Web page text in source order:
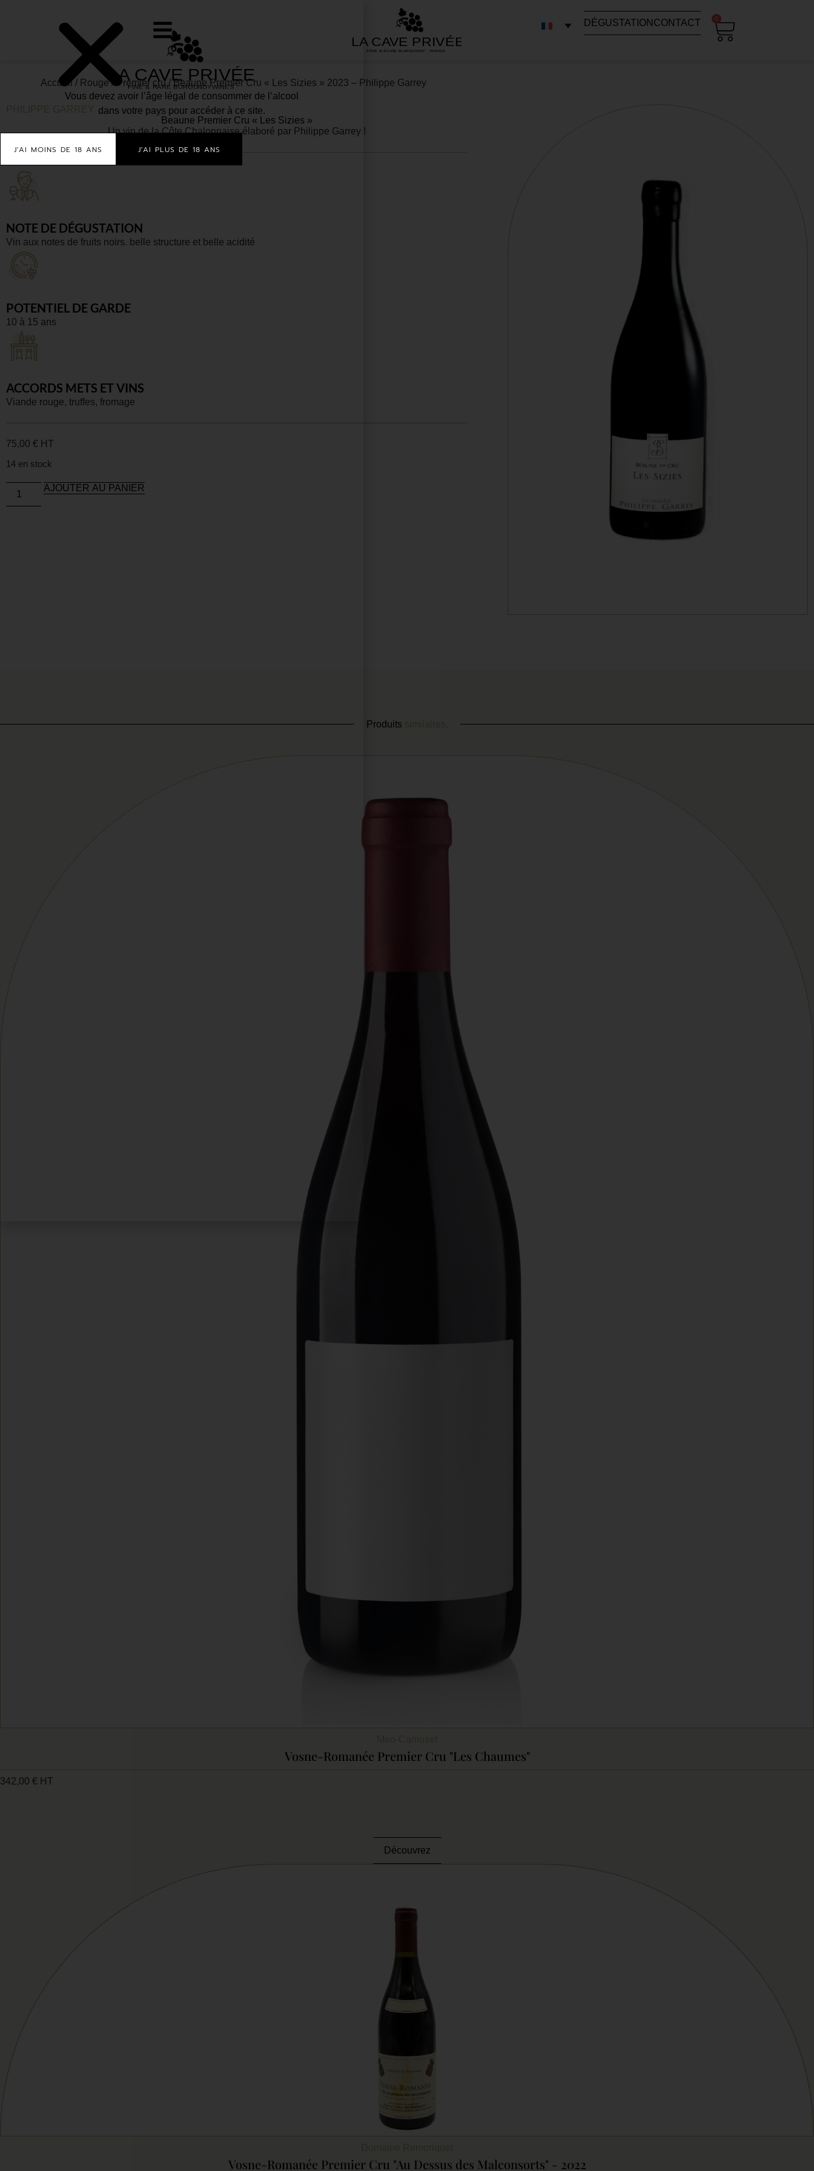
DÉGUSTATION CONTACT 0
Accueil/ Rouge/ Premier cru/ Beaune Premier Cru « Les Sizies » 2023 – Philippe Garrey
PHILIPPE GARREY
Beaune Premier Cru « Les Sizies »
Un vin de la Côte Chalonnaise élaboré par Philippe Garrey !
NOTE DE DÉGUSTATION
Vin aux notes de fruits noirs. belle structure et belle acidité
POTENTIEL DE GARDE
10 à 15 ans
ACCORDS METS ET VINS
Viande rouge, truffes, fromage
75,00 € HT
14 en stock
AJOUTER AU PANIER
Produits
Vosne-Romanée Premier Cru "Les Chaumes"
342,00 € HT
Découvrez
Vosne-Romanée Premier Cru "Au Dessus des Malconsorts" - 2022
Vous devez avoir l’âge légal de consommer de l’alcool
dans votre pays pour accéder à ce site.
J'AI MOINS DE 18 ANS J'AI PLUS DE 18 ANS